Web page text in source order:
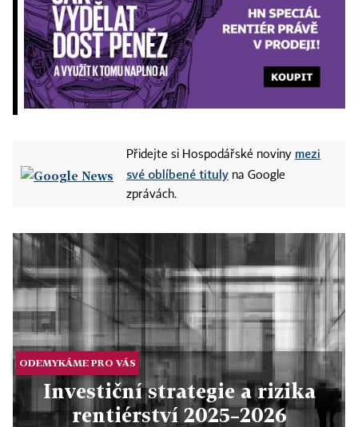
Přidejte si Hospodářské noviny mezi
své oblíbené tituly na Google
zprávách.
ODEMYKÁME PRO VÁS
Investiční strategie a rizika
rentiérství 2025–2026